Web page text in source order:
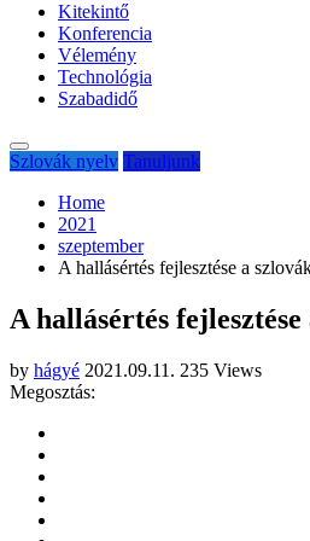
Kitekintő
Konferencia
Vélemény
Technológia
Szabadidő
Szlovák nyelv Tanuljunk
Home
2021
szeptember
A hallásértés fejlesztése a
A hallásértés
by hágyé 2021.09.11. 235 Views
Megosztás: